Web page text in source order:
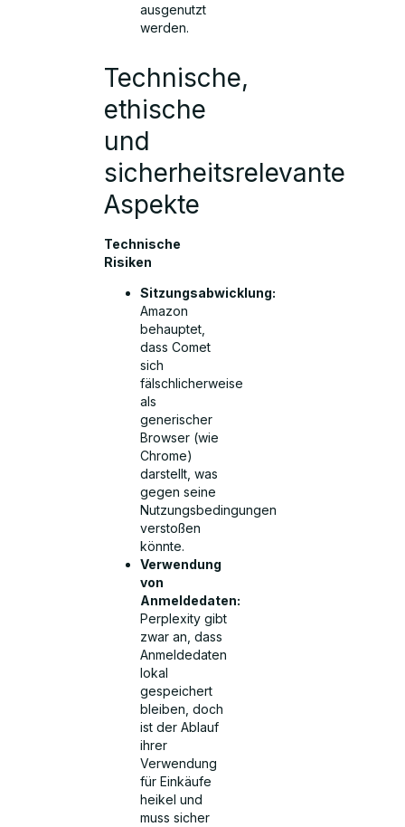
ausgenutzt
werden.
Technische,
ethische
und
sicherheitsrelevante
Aspekte
Technische
Risiken
Sitzungsabwicklung:
Amazon
behauptet,
dass Comet
sich
fälschlicherweise
als
generischer
Browser (wie
Chrome)
darstellt, was
gegen seine
Nutzungsbedingungen
verstoßen
könnte.
Verwendung
von
Anmeldedaten:
Perplexity gibt
zwar an, dass
Anmeldedaten
lokal
gespeichert
bleiben, doch
ist der Ablauf
ihrer
Verwendung
für Einkäufe
heikel und
muss sicher